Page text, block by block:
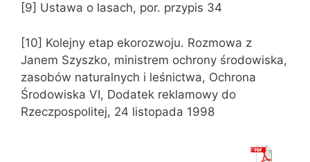
[9] Ustawa o lasach, por. przypis 34
[10] Kolejny etap ekorozwoju. Rozmowa z
Janem Szyszko, ministrem ochrony środowiska,
zasobów naturalnych i leśnictwa, Ochrona
Środowiska VI, Dodatek reklamowy do
Rzeczpospolitej, 24 listopada 1998